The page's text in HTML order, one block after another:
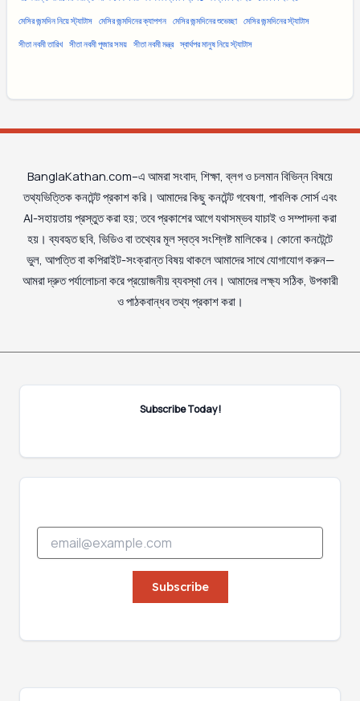
মেসির জন্মদিন নিয়ে স্ট্যাটাস মেসির জন্মদিনের ক্যাপশন মেসির জন্মদিনের শুভেচ্ছা মেসির জন্মদিনের স্ট্যাটাস
সীতা নবমী তারিখ সীতা নবমী পূজার সময় সীতা নবমী মন্ত্র স্বার্থপর মানুষ নিয়ে স্ট্যাটাস
BanglaKathan.com–এ আমরা সংবাদ, শিক্ষা, ব্লগ ও চলমান বিভিন্ন বিষয়ে
তথ্যভিত্তিক কনটেন্ট প্রকাশ করি। আমাদের কিছু কনটেন্ট গবেষণা, পাবলিক সোর্স এবং
AI-সহায়তায় প্রস্তুত করা হয়; তবে প্রকাশের আগে যথাসম্ভব যাচাই ও সম্পাদনা করা
হয়। ব্যবহৃত ছবি, ভিডিও বা তথ্যের মূল স্বত্ব সংশ্লিষ্ট মালিকের। কোনো কনটেন্টে
ভুল, আপত্তি বা কপিরাইট-সংক্রান্ত বিষয় থাকলে আমাদের সাথে যোগাযোগ করুন—
আমরা দ্রুত পর্যালোচনা করে প্রয়োজনীয় ব্যবস্থা নেব। আমাদের লক্ষ্য সঠিক, উপকারী
ও পাঠকবান্ধব তথ্য প্রকাশ করা।
Subscribe Today!
a
i
l
E
E
Subscribe